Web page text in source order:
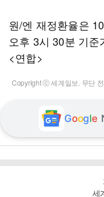
원/엔 재정환율은
오후 3시 30분 기
<연합>
Copyright ⓒ 세계일보. 무단
Google
세